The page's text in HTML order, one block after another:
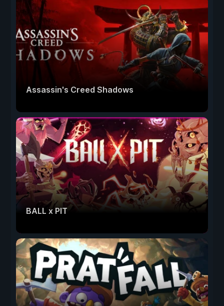
Assassin's Creed Shadows
BALL x PIT